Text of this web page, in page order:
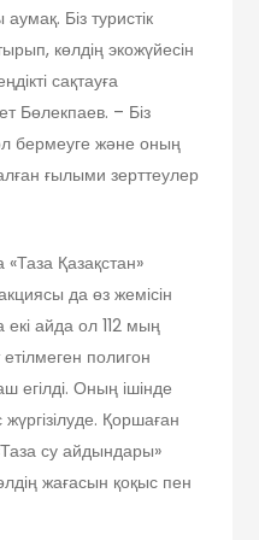
Біз туристік
көлдің экожүйесін
сақтауға
Бөлекпаев. – Біз
бермеуге және оның
ғылыми зерттеулер
Қазақстан»
да өз жемісін
айда ол 112 мың
етілмеген полигон
егілді. Оның ішінде
Қоршаған
су айдындары»
жағасын қоқыс пен